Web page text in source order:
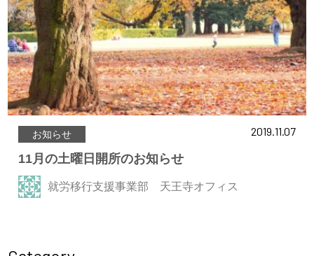
お知らせ 2019.11.07
11月の土曜日開所のお知らせ
就労移行支援事業部 天王寺オフィス